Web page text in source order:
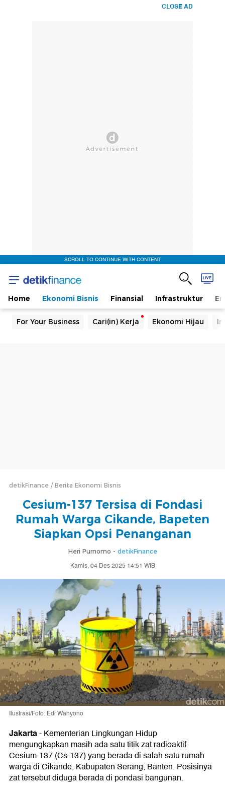
CLOSE AD
SCROLL TO CONTINUE WITH CONTENT
Home Ekonomi Bisnis Finansial Infrastruktur
For Your Business Cari(in) Kerja Ekonomi Hijau
detikFinance Berita Ekonomi Bisnis
Cesium-137 Tersisa di Fondasi
Rumah Warga Cikande, Bapeten
Siapkan Opsi Penanganan
Heri Purnomo - detikFinance
Kamis, 04 Des 2025 14:51 WIB
Ilustrasi/Foto: Edi Wahyono
Jakarta-Kementerian Lingkungan Hidup
mengungkapkan masih ada satu titik zat radioaktif
Cesium-137 (Cs-137) yang berada di salah satu rumah
warga di Cikande, Kabupaten Serang, Banten. Posisinya
zat tersebut diduga berada di pondasi bangunan.